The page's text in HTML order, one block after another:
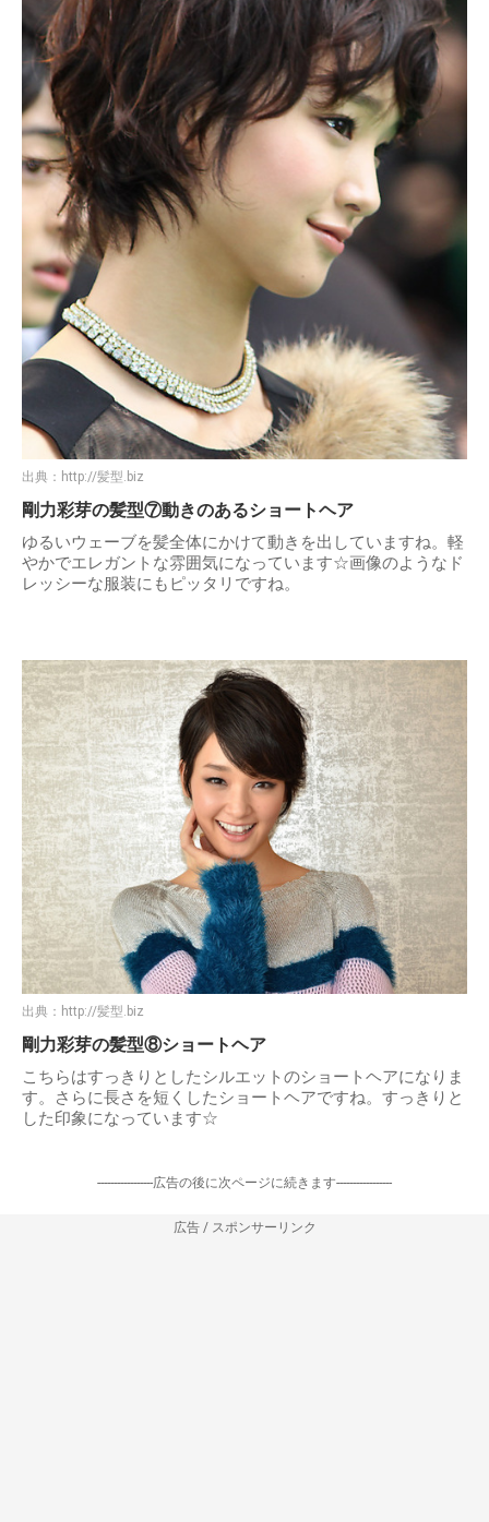
出典： http://髪型.biz
剛力彩芽の髪型⑦動きのあるショートヘア
ゆるいウェーブを髪全体にかけて動きを出していますね。軽
やかでエレガントな雰囲気になっています☆画像のようなド
レッシーな服装にもピッタリですね。
出典： http://髪型.biz
剛力彩芽の髪型⑧ショートヘア
こちらはすっきりとしたシルエットのショートヘアになりま
す。さらに長さを短くしたショートヘアですね。すっきりと
した印象になっています☆
-----------------広告の後に次ページに続きます-----------------
広告 / スポンサーリンク